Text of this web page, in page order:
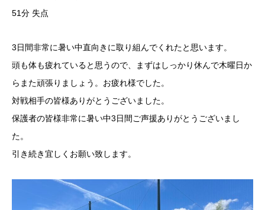
51分 失点
3日間非常に暑い中直向きに取り組んでくれたと思います。
頭も体も疲れていると思うので、まずはしっかり休んで木曜日か
らまた頑張りましょう。お疲れ様でした。
対戦相手の皆様ありがとうございました。
保護者の皆様非常に暑い中3日間ご声援ありがとうございまし
た。
引き続き宜しくお願い致します。